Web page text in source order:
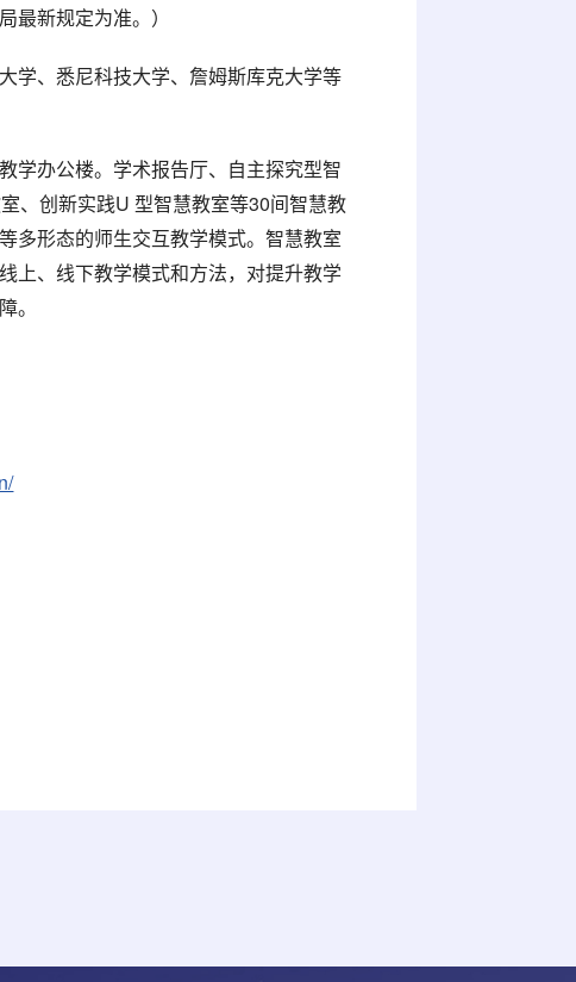
最新规定为准。）
学、悉尼科技大学、詹姆斯库克大学等
学办公楼。学术报告厅、自主探究型智
、创新实践U 型智慧教室等30间智慧教
多形态的师生交互教学模式。智慧教室
上、线下教学模式和方法，对提升教学
。